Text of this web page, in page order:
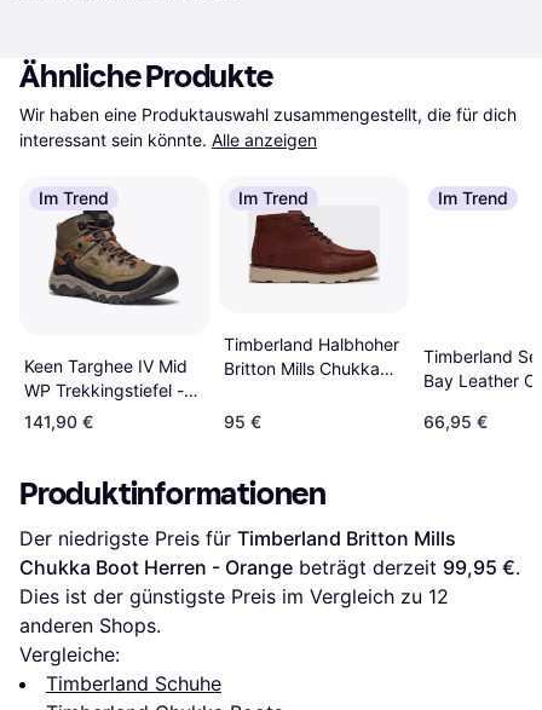
Ähnliche Produkte
Wir haben eine Produktauswahl zusammengestellt, die für dich
interessant sein könnte. Alle anzeigen
Im Trend
Keen Targhee IV Mid
WP Trekkingstiefel -
Hellbraun/Schwarz
141,90 €
Im Trend
Timberland Halbhoher
Britton Mills Chukka
95 €
Im Trend
Timberland
Bay Leather
66,95 €
Produktinformationen
Der niedrigste Preis für Timberland Britton Mills
Chukka Boot Herren - Orange beträgt derzeit 99,95 €.
Dies ist der günstigste Preis im Vergleich zu 12
anderen Shops.
Vergleiche:
Timberland Schuhe